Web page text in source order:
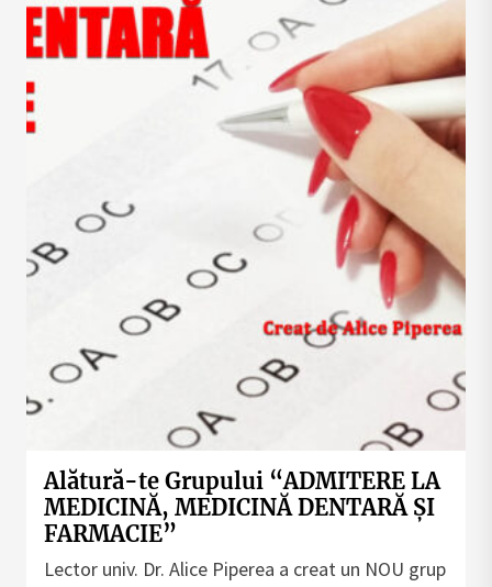
Alătură-te Grupului “ADMITERE LA
MEDICINĂ, MEDICINĂ DENTARĂ ȘI
FARMACIE”
Lector univ. Dr. Alice Piperea a creat un NOU grup